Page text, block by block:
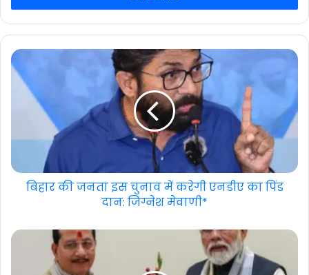
बिहार की जनता इस चुनाव में करेगी एनडीए का पिंड
दान: जिग्नेश मेवाणी*